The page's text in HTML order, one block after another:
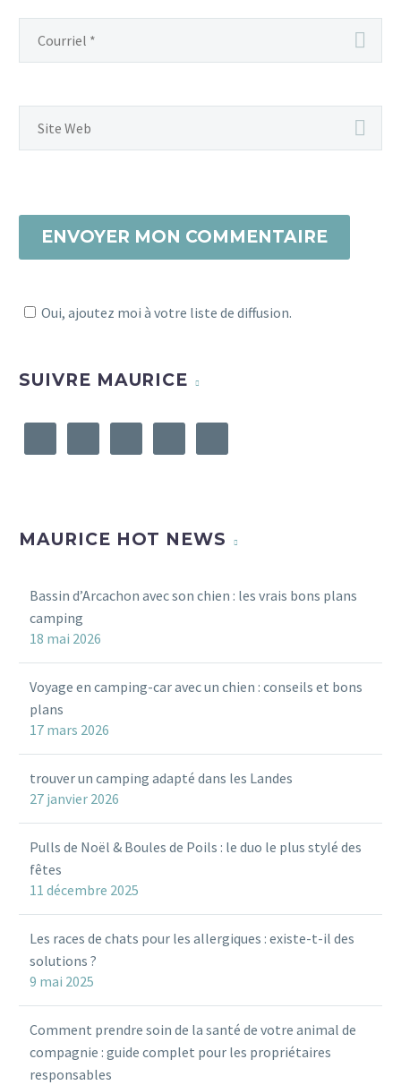
ENVOYER MON COMMENTAIRE
Oui, ajoutez moi à votre liste de diffusion.
SUIVRE MAURICE
MAURICE HOT NEWS
Bassin d’Arcachon avec son chien : les vrais bons plans
camping
18 mai 2026
Voyage en camping-car avec un chien : conseils et bons
plans
17 mars 2026
trouver un camping adapté dans les Landes
27 janvier 2026
Pulls de Noël & Boules de Poils : le duo le plus stylé des
fêtes
11 décembre 2025
Les races de chats pour les allergiques : existe-t-il des
solutions ?
9 mai 2025
Comment prendre soin de la santé de votre animal de
compagnie : guide complet pour les propriétaires
responsables